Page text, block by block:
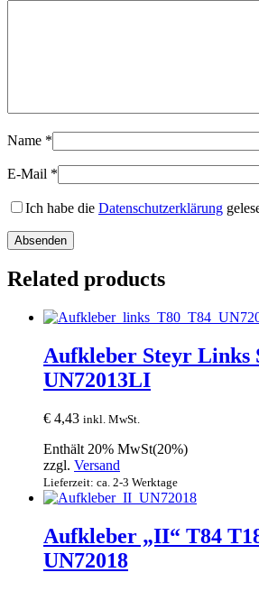
Name *
E-Mail *
Ich habe die Datenschutzerklärung
Related products
Aufkleber Steyr Links
UN72013LI
€ 4,43 inkl. MwSt.
Enthält 20% MwSt(20%)
zzgl. Versand
Lieferzeit: ca. 2-3 Werktage
Aufkleber „II“ T84
UN72018